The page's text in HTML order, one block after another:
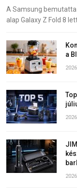
A Samsung
alap Galaxy Z Fold 8 lett
a